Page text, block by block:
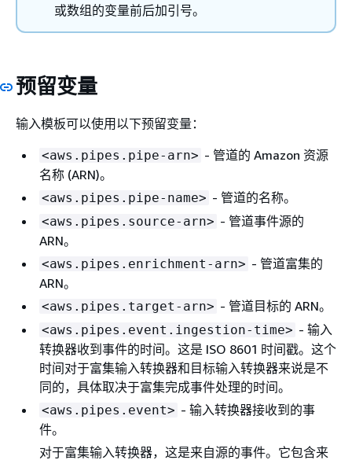
或数组的变量前后加引号。
预留变量
输入模板可以使用以下预留变量：
<aws.pipes.pipe-arn> - 管道的 Amazon 资源
名称 (ARN)。
<aws.pipes.pipe-name> - 管道的名称。
<aws.pipes.source-arn> - 管道事件源的
ARN。
<aws.pipes.enrichment-arn> - 管道富集的
ARN。
<aws.pipes.target-arn> - 管道目标的 ARN。
<aws.pipes.event.ingestion-time> - 输入
转换器收到事件的时间。这是 ISO 8601 时间戳。这个
时间对于富集输入转换器和目标输入转换器来说是不
同的，具体取决于富集完成事件处理的时间。
<aws.pipes.event> - 输入转换器接收到的事
件。
对于富集输入转换器，这是来自源的事件。它包含来